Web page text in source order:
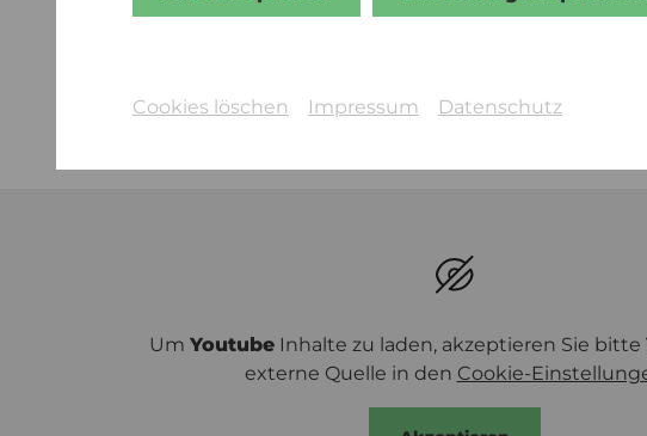
Cookies löschen Impressum Datenschutz
Um Youtube Inhalte zu laden, akzeptieren Sie bitte
externe Quelle in den Cookie-